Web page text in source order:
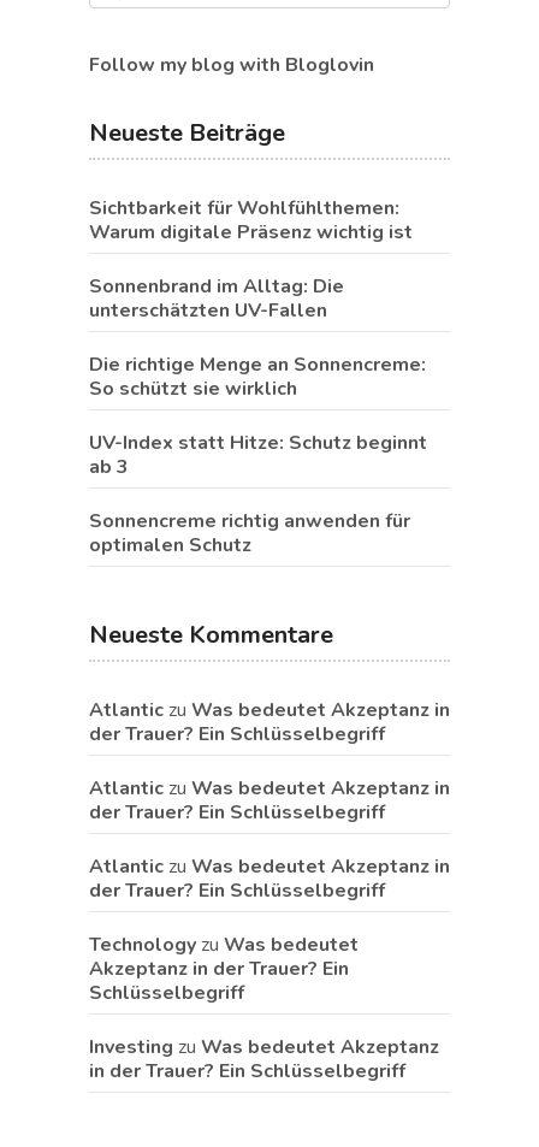
Follow my blog with Bloglovin
Neueste Beiträge
Sichtbarkeit für Wohlfühlthemen:
Warum digitale Präsenz wichtig ist
Sonnenbrand im Alltag: Die
unterschätzten UV-Fallen
Die richtige Menge an Sonnencreme:
So schützt sie wirklich
UV-Index statt Hitze: Schutz beginnt
ab 3
Sonnencreme richtig anwenden für
optimalen Schutz
Neueste Kommentare
Atlantic zu Was bedeutet Akzeptanz in
der Trauer? Ein Schlüsselbegriff
Atlantic zu Was bedeutet Akzeptanz in
der Trauer? Ein Schlüsselbegriff
Atlantic zu Was bedeutet Akzeptanz in
der Trauer? Ein Schlüsselbegriff
Technology zu Was bedeutet
Akzeptanz in der Trauer? Ein
Schlüsselbegriff
Investing zu Was bedeutet Akzeptanz
in der Trauer? Ein Schlüsselbegriff